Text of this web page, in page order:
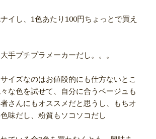
イし、1色あたり100円ちょっとで買え
手プチプラメーカーだし。。。
イズなのはお値段的にも仕方ないとこ
な色を試せて、自分に合うベージュも
さんにもオススメだと思うし、もちオ
味だし、粉質もソコソコだし